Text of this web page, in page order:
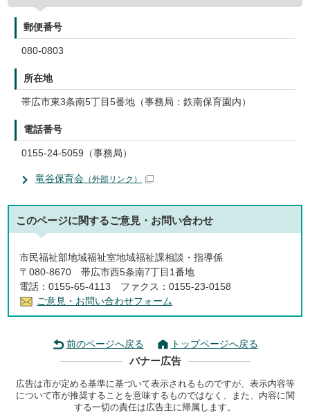
郵便番号
080-0803
所在地
帯広市東3条南5丁目5番地（事務局：鉄南保育園内）
電話番号
0155-24-5059（事務局）
竜谷保育会 （外部リンク）
このページに関するご意見・お問い合わせ
市民福祉部地域福祉室地域福祉課相談・指導係
〒080-8670 帯広市西5条南7丁目1番地
電話：0155-65-4113 ファクス：0155-23-0158
ご意見・お問い合わせフォーム
前のページへ戻る トップページへ戻る
バナー広告
広告は市が定める基準に基づいて表示されるものですが、表示内容等
について市が推奨することを意味するものではなく、また、内容に関
する一切の責任は広告主に帰属します。